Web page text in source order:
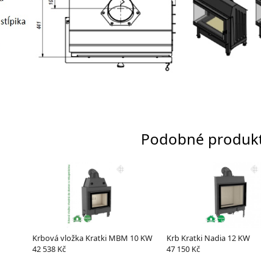
Podobné
Krbová vložka Kratki MBM 10 KW
42 538 Kč
Krb Kratki Nadia 12 KW
47 150 Kč